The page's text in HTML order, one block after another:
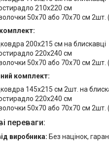
210х220 см
50х70 або 70х70 см 2шт.
200х215 см на блискавці
220х240 см
50х70 або 70х70 см 2шт.
комплект:
145х215 см 2шт. на
220х240 см
50х70 або 70х70 см 2шт.
переваги:
виробника: Без націнок,